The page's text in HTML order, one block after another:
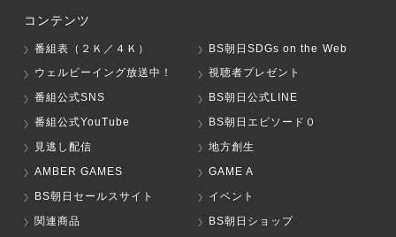
コンテンツ
番組表（２Ｋ／４Ｋ）
BS朝日SDGs on the Web
ウェルビーイング放送中！
視聴者プレゼント
番組公式SNS
BS朝日公式LINE
番組公式YouTube
BS朝日エピソード０
見逃し配信
地方創生
AMBER GAMES
GAME A
BS朝日セールスサイト
イベント
関連商品
BS朝日ショップ